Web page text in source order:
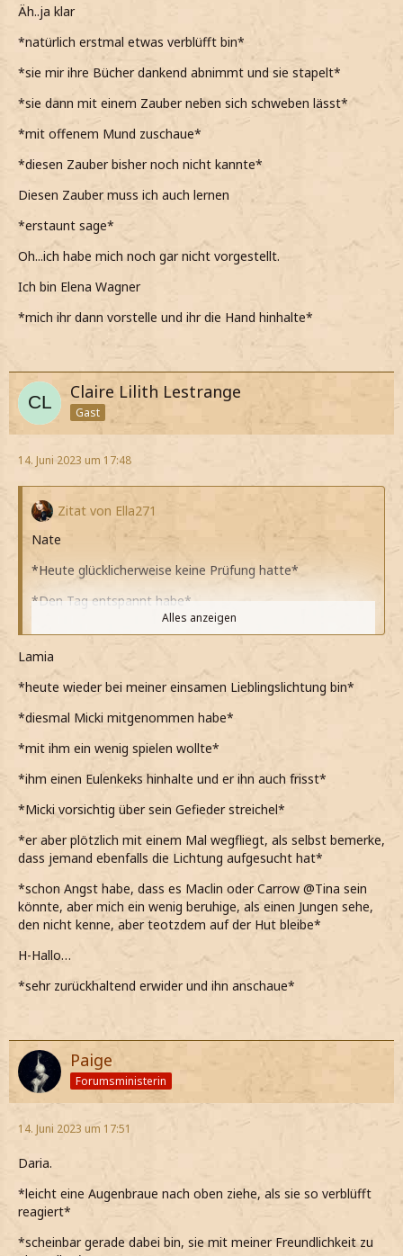
*direkt beschwichtigend hinterherschiebe, als einmal tief
durchgeatmet und mich wieder gefangen hab*
*es ihr nachtue und mich bücke, um die Bücher
aufzuheben*
Bei dir ist alles gut?
*mit sorgenvoller Stimme meine und meinen Blick kurz
hebe, um sie zu mustern*
*ihr dankend die Bücher aus den Händen nehme und sie
sorgsam in meinen Armen staple, um sie dann mit einem
Schwenk meines ZS sicher neben mir schweben zu lassen*
Äh..ja klar
*natürlich erstmal etwas verblüfft bin*
*sie mir ihre Bücher dankend abnimmt und sie stapelt*
*sie dann mit einem Zauber neben sich schweben lässt*
*mit offenem Mund zuschaue*
*diesen Zauber bisher noch nicht kannte*
Diesen Zauber muss ich auch lernen
*erstaunt sage*
Oh...ich habe mich noch gar nicht vorgestellt.
Ich bin Elena Wagner
*mich ihr dann vorstelle und ihr die Hand hinhalte*
Claire Lilith Lestrange
Gast
14. Juni 2023 um 17:48
Zitat von Ella271
Nate
*Heute glücklicherweise keine Prüfung hatte*
*Den Tag entspannt habe*
*Mir nicht zu viel Stress machen will*
*Mal wieder etwas Gitarre spielen könnte*
*Das schon gefühlte Ewigkeiten nicht mehr gemacht
habe*
*Aber auch gar keine Inspiration habe*
*Beschließe, etwas spazieren zu gehen*
*Vielleicht ja so neue Ideen finde*
*Einiges auf den Ländereien los ist*
*Etwas abseits am See entlang laufe*
*Gerade nicht so vielen Schülern begegnen will*
*Auf eine kleine Lichtung laufe*
*Die Atmosphäre hier nahezu perfekt ist*
*Das Mädchen @Claire Lilith Malfoy erst entdecke, als
Hey!
*Sie freudig begrüße und mich in etwas Abstand ins Gras
Alles anzeigen
Lamia
*heute wieder bei meiner einsamen Lieblingslichtung bin*
*diesmal Micki mitgenommen habe*
*mit ihm ein wenig spielen wollte*
*ihm einen Eulenkeks hinhalte und er ihn auch frisst*
*Micki vorsichtig über sein Gefieder streichel*
*er aber plötzlich mit einem Mal wegfliegt, als selbst bemerke,
dass jemand ebenfalls die Lichtung aufgesucht hat*
*schon Angst habe, dass es Maclin oder Carrow @Tina sein
könnte, aber mich ein wenig beruhige, als einen Jungen sehe,
den nicht kenne, aber teotzdem auf der Hut bleibe*
H-Hallo…
*sehr zurückhaltend erwider und ihn anschaue*
Paige
Forumsministerin
14. Juni 2023 um 17:51
Daria.
*leicht eine Augenbraue nach oben ziehe, als sie so verblüfft
reagiert*
*scheinbar gerade dabei bin, sie mit meiner Freundlichkeit zu